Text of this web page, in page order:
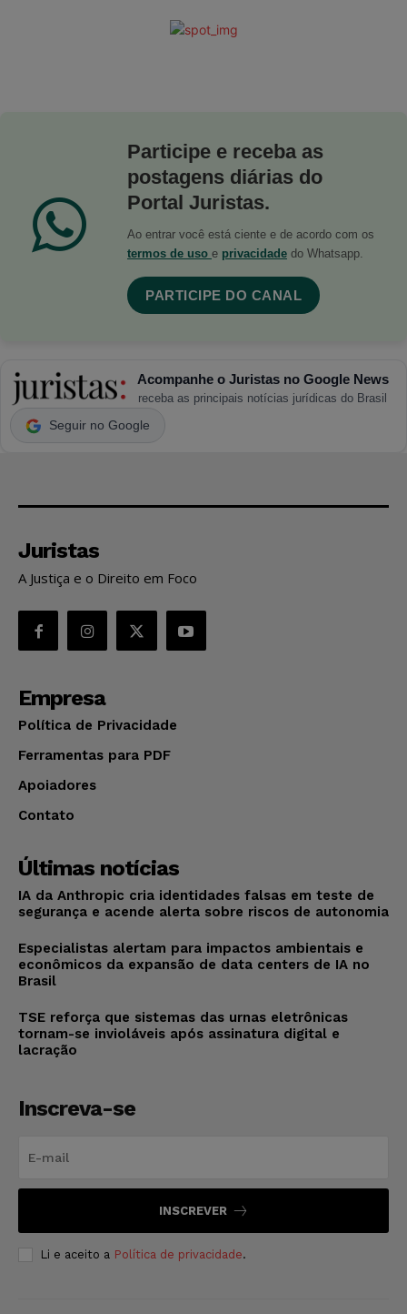
Participe e receba as
postagens diárias do
Portal Juristas.
Ao entrar você está ciente e de acordo com os
termos de uso e privacidade do Whatsapp.
PARTICIPE DO CANAL
Acompanhe o Juristas no Google News
receba as principais notícias jurídicas do Brasil
Seguir no Google
Juristas
A Justiça e o Direito em Foco
Empresa
Política de Privacidade
Ferramentas para PDF
Apoiadores
Contato
Últimas notícias
IA da Anthropic cria identidades falsas em teste de
segurança e acende alerta sobre riscos de autonomia
Especialistas alertam para impactos ambientais e
econômicos da expansão de data centers de IA no
Brasil
TSE reforça que sistemas das urnas eletrônicas
tornam-se invioláveis após assinatura digital e
lacração
Inscreva-se
INSCREVER
Li e aceito a Política de privacidade.